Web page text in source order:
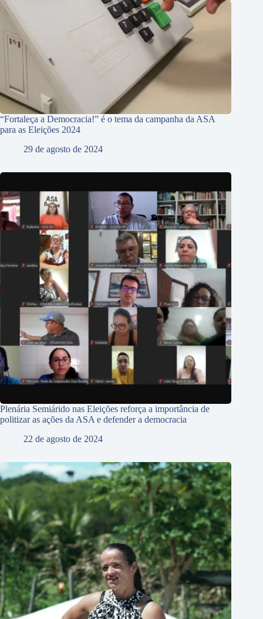
“Fortaleça a Democracia!” é o tema da campanha da ASA
para as Eleições 2024
29 de agosto de 2024
Plenária Semiárido nas Eleições reforça a importância de
politizar as ações da ASA e defender a democracia
22 de agosto de 2024